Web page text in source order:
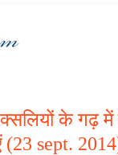
के गढ़ में
(23 sept.